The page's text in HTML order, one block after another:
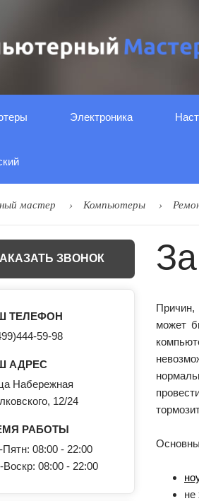
Электроника
мастер Компьютеры
ЗВОНОК
ТЕЛЕФОН
59-98
АДРЕС
Набережная
12/24
РАБОТЫ
08:00 - 22:00
08:00 - 22:00
Причин,
может
не